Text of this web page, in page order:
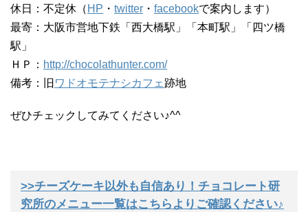
休日：不定休（ HP ・ twitter ・ facebookで案内します）
最寄：大阪市営地下鉄「西大橋駅」「本町駅」「四ツ橋
駅」
ＨＰ： http://chocolathunter.com/
備考：旧 ワドオモテナシカフェ跡地
ぜひチェックしてみてください♪^^
>>チーズケーキ以外も自信あり！チョコレート研
究所のメニュー一覧はこちらよりご確認ください♪